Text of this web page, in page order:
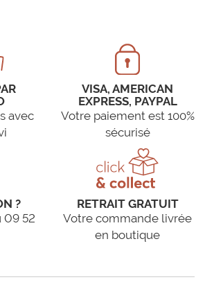
avec
VISA, AMERICAN
EXPRESS, PAYPAL
Votre paiement est 100%
sécurisé
?
09 52
RETRAIT GRATUIT
Votre commande livrée
en boutique